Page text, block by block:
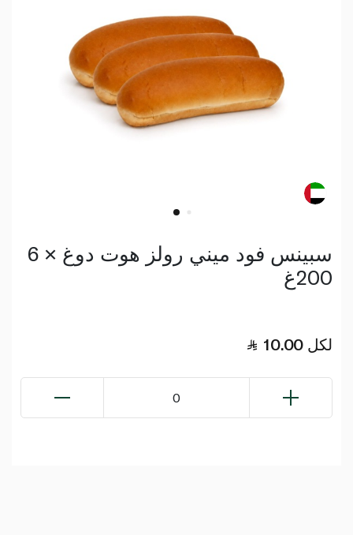
سبينس فود ميني رولز هوت دوغ × 6
200غ
10.00 لكل
0